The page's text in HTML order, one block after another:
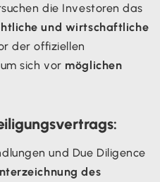
die Investoren das
und wirtschaftliche
der offiziellen
sich vor möglichen
und Due Diligence
des